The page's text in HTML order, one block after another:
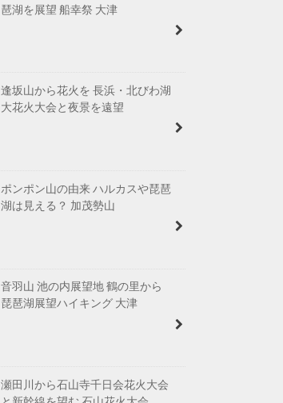
琶湖を展望 船幸祭 大津
逢坂山から花火を 長浜・北びわ湖
大花火大会と夜景を遠望
ポンポン山の由来 ハルカスや琵琶
湖は見える？ 加茂勢山
音羽山 池の内展望地 鶴の里から
琵琶湖展望ハイキング 大津
瀬田川から石山寺千日会花火大会